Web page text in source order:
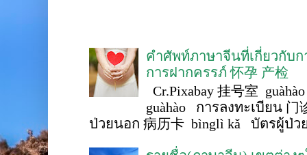
คำศัพท์ภาษาจีนที่เกี่ยวกับ
การฝากครรภ์ 怀孕 产检
Cr.Pixabay 挂号室
guàhào การลงทะเบียน 门
ป่วยนอก 病历卡 bìnglì kǎ บัตรผู้ป่ว